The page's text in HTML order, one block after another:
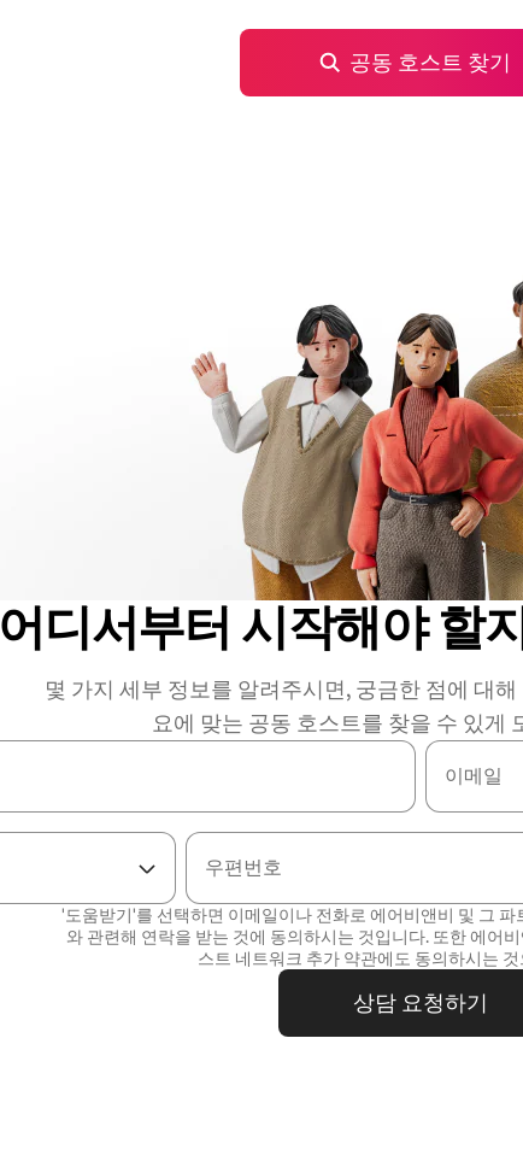
공동 호스트 찾기
어디서부터 시작해야 할
몇 가지 세부 정보를 알려주시면, 궁금한 점에 대
요에 맞는 공동 호스트를 찾을 수 있게
이메일
우편번호
'도움받기'를 선택하면 이메일이나 전화로 에어비앤비 및 그
와 관련해 연락을 받는 것에 동의하시는 것입니다. 또한 에어
스트 네트워크 추가 약관에도 동의하시는
상담 요청하기